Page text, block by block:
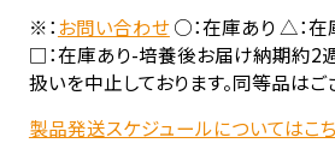
※：お問い合わせ○：在庫あり △：在
□：在庫あり-培養後お届け納期約2
扱いを中止しております。同等品はご
製品発送スケジュールについてはこ